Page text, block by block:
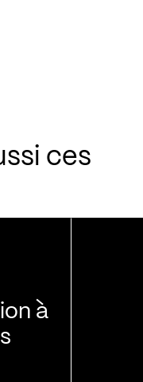
ces
à